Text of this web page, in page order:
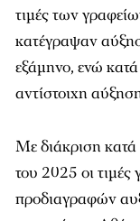
τιμές των
κατέγραψαν
εξάμηνο, ενώ
αντίστοιχη
Με διάκριση κατά
του 2025 οι
προδιαγραφών